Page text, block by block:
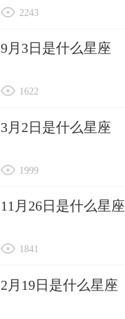
2243
9月3日是什么星座
1622
3月2日是什么星座
1999
11月26日是什么星座
1841
2月19日是什么星座